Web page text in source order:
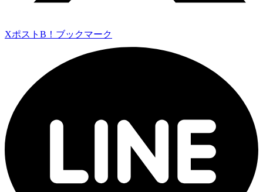
Xポスト B！ブックマーク